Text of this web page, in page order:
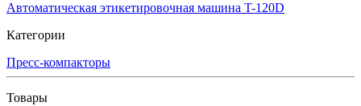
Автоматическая этикетировочная машина T-120D
Категории
Пресс-компакторы
Товары